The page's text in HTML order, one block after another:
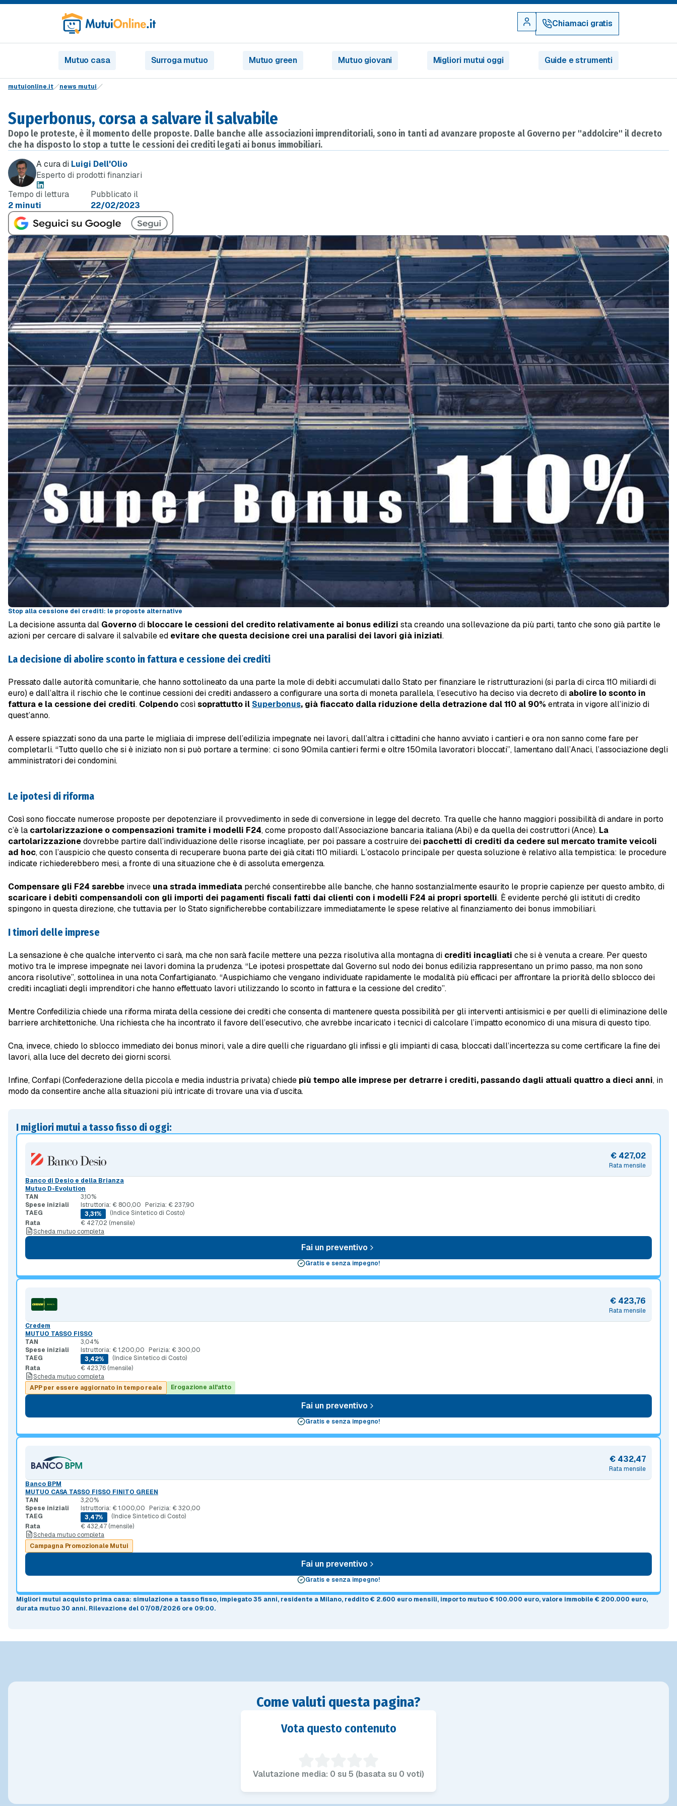
Chiamaci gratis
Mutuo casa Surroga mutuo Mutuo green Mutuo giovani Migliori mutui oggi Guide e strumenti
mutuionline.it news mutui
Superbonus, corsa a salvare il salvabile
Dopo le proteste, è il momento delle proposte. Dalle banche alle associazioni imprenditoriali, sono in tanti ad avanzare proposte al Governo per "addolcire" il decreto
che ha disposto lo stop a tutte le cessioni dei crediti legati ai bonus immobiliari.
A cura di Luigi Dell'Olio
Esperto di prodotti finanziari
Tempo di lettura
2 minuti
Pubblicato il
22/02/2023
Stop alla cessione dei crediti: le proposte alternative
La decisione assunta dal Governodi bloccare le cessioni del credito relativamente ai bonus edilizi sta creando una sollevazione da più parti, tanto che sono già partite le
azioni per cercare di salvare il salvabile ed evitare che questa decisione crei una paralisi dei lavori già iniziati.
La decisione di abolire sconto in fattura e cessione dei crediti
Pressato dalle autorità comunitarie, che hanno sottolineato da una parte la mole di debiti accumulati dallo Stato per finanziare le ristrutturazioni (si parla di circa 110 miliardi di
euro) e dall’altra il rischio che le continue cessioni dei crediti andassero a configurare una sorta di moneta parallela, l’esecutivo ha deciso via decreto di abolire lo sconto in
fattura e la cessione dei crediti. Colpendocosìsoprattutto il Superbonus, già fiaccato dalla riduzione della detrazione dal 110 al 90% entrata in vigore all’inizio di
quest’anno.
A essere spiazzati sono da una parte le migliaia di imprese dell’edilizia impegnate nei lavori, dall’altra i cittadini che hanno avviato i cantieri e ora non sanno come fare per
completarli. “Tutto quello che si è iniziato non si può portare a termine: ci sono 90mila cantieri fermi e oltre 150mila lavoratori bloccati”, lamentano dall’Anaci, l’associazione degli
amministratori dei condomini.
Le ipotesi di riforma
Così sono fioccate numerose proposte per depotenziare il provvedimento in sede di conversione in legge del decreto. Tra quelle che hanno maggiori possibilità di andare in porto
c’è la cartolarizzazione o compensazioni tramite i modelli F24, come proposto dall’Associazione bancaria italiana (Abi) e da quella dei costruttori (Ance). La
cartolarizzazionedovrebbe partire dall’individuazione delle risorse incagliate, per poi passare a costruire dei pacchetti di crediti da cedere sul mercato tramite veicoli
ad hoc, con l’auspicio che questo consenta di recuperare buona parte dei già citati 110 miliardi. L’ostacolo principale per questa soluzione è relativo alla tempistica: le procedure
indicate richiederebbero mesi, a fronte di una situazione che è di assoluta emergenza.
Compensare gli F24 sarebbe invece una strada immediata perché consentirebbe alle banche, che hanno sostanzialmente esaurito le proprie capienze per questo ambito, di
scaricare i debiti compensandoli con gli importi dei pagamenti fiscali fatti dai clienti con i modelli F24 ai propri sportelli. È evidente perché gli istituti di credito
spingono in questa direzione, che tuttavia per lo Stato significherebbe contabilizzare immediatamente le spese relative al finanziamento dei bonus immobiliari.
I timori delle imprese
La sensazione è che qualche intervento ci sarà, ma che non sarà facile mettere una pezza risolutiva alla montagna di crediti incagliati che si è venuta a creare. Per questo
motivo tra le imprese impegnate nei lavori domina la prudenza. “Le ipotesi prospettate dal Governo sul nodo dei bonus edilizia rappresentano un primo passo, ma non sono
ancora risolutive”, sottolinea in una nota Confartigianato. “Auspichiamo che vengano individuate rapidamente le modalità più efficaci per affrontare la priorità dello sblocco dei
crediti incagliati degli imprenditori che hanno effettuato lavori utilizzando lo sconto in fattura e la cessione del credito”.
Mentre Confedilizia chiede una riforma mirata della cessione dei crediti che consenta di mantenere questa possibilità per gli interventi antisismici e per quelli di eliminazione delle
barriere architettoniche. Una richiesta che ha incontrato il favore dell’esecutivo, che avrebbe incaricato i tecnici di calcolare l’impatto economico di una misura di questo tipo.
Cna, invece, chiedo lo sblocco immediato dei bonus minori, vale a dire quelli che riguardano gli infissi e gli impianti di casa, bloccati dall’incertezza su come certificare la fine dei
lavori, alla luce del decreto dei giorni scorsi.
Infine, Confapi (Confederazione della piccola e media industria privata) chiede più tempo alle imprese per detrarre i crediti, passando dagli attuali quattro a dieci anni, in
modo da consentire anche alla situazioni più intricate di trovare una via d’uscita.
I migliori mutui a tasso fisso di oggi:
Rata mensile
€ 427,02
Banco di Desio e della Brianza
Mutuo D-Evolution
TAN
3,10%
Spese iniziali
Istruttoria: € 800,00
Perizia: € 237,90
TAEG
3,31%
(Indice Sintetico di Costo)
Rata
€ 427,02 (mensile)
Scheda mutuo completa
Fai un preventivo
Gratis e senza impegno!
Rata mensile
€ 423,76
Credem
MUTUO TASSO FISSO
TAN
3,04%
Spese iniziali
Istruttoria: € 1.200,00
Perizia: € 300,00
TAEG
3,42%
(Indice Sintetico di Costo)
Rata
€ 423,76 (mensile)
Scheda mutuo completa
APP per essere aggiornato in tempo reale
Erogazione all'atto
Fai un preventivo
Gratis e senza impegno!
Rata mensile
€ 432,47
Banco BPM
MUTUO CASA TASSO FISSO FINITO GREEN
TAN
3,20%
Spese iniziali
Istruttoria: € 1.000,00
Perizia: € 320,00
TAEG
3,47%
(Indice Sintetico di Costo)
Rata
€ 432,47 (mensile)
Scheda mutuo completa
Campagna Promozionale Mutui
Fai un preventivo
Gratis e senza impegno!
Migliori mutui acquisto prima casa: simulazione a tasso fisso, impiegato 35 anni, residente a Milano, reddito € 2.600 euro mensili, importo mutuo€ 100.000 euro, valore immobile € 200.000 euro,
durata mutuo30 anni. Rilevazione del 07/08/2026 ore 09:00.
Come valuti questa pagina?
Vota questo contenuto
Valutazione media: 0 su 5 (basata su 0 voti)